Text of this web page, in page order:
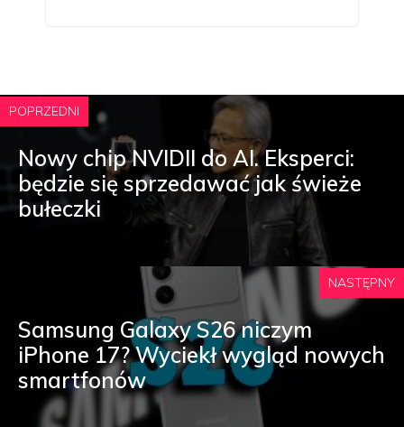
POPRZEDNI
Nowy chip NVIDII do AI. Eksperci:
będzie się sprzedawać jak świeże
bułeczki
NASTĘPNY
Samsung Galaxy S26 niczym
iPhone 17? Wyciekł wygląd nowych
smartfonów